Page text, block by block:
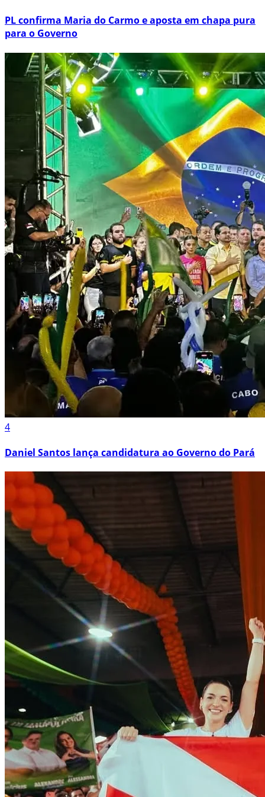
PL confirma Maria do Carmo e aposta em chapa pura
para o Governo
4
Daniel Santos lança candidatura ao Governo do Pará